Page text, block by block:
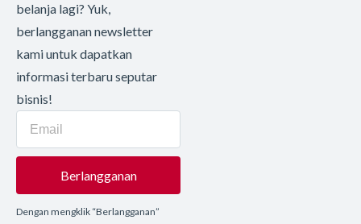
belanja lagi? Yuk,
berlangganan newsletter
kami untuk dapatkan
informasi terbaru seputar
bisnis!
Berlangganan
Dengan mengklik “Berlangganan”